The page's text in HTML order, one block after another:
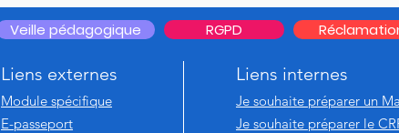
Veille pédagogique RGPD
Liens externes Liens internes
Module spécifique
Je souhaite préparer un
E-passeport
Je souhaite préparer le